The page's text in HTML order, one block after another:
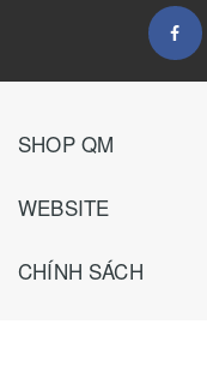
SHOP QM
WEBSITE
CHÍNH SÁCH